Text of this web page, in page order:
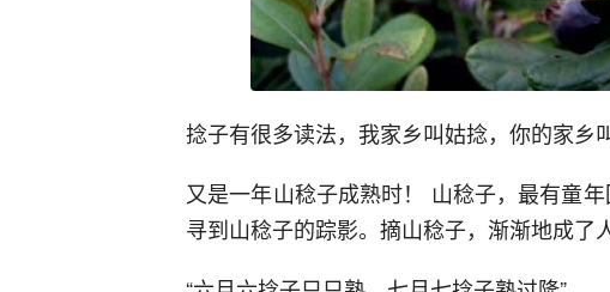
捻子有很多读法，我家乡叫姑捻，你的家乡
又是一年山稔子成熟时！ 山稔子，最有童
寻到山稔子的踪影。摘山稔子，渐渐地成了